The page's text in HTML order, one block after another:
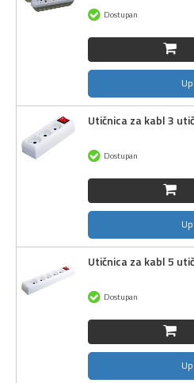
Dostupan
Utičnica za kabl 3
Dostupan
Utičnica za kabl 5
Dostupan